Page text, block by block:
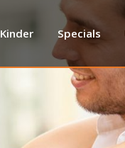
Kinder Specials